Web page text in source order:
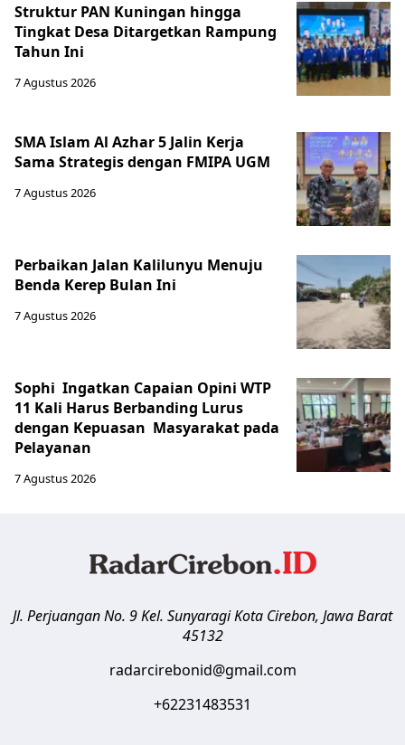
Struktur PAN Kuningan hingga
Tingkat Desa Ditargetkan Rampung
Tahun Ini
7 Agustus 2026
SMA Islam Al Azhar 5 Jalin Kerja
Sama Strategis dengan FMIPA UGM
7 Agustus 2026
Perbaikan Jalan Kalilunyu Menuju
Benda Kerep Bulan Ini
7 Agustus 2026
Sophi Ingatkan Capaian Opini WTP
11 Kali Harus Berbanding Lurus
dengan Kepuasan Masyarakat pada
Pelayanan
7 Agustus 2026
Jl. Perjuangan No. 9 Kel. SunyaragiKota Cirebon, Jawa Barat
45132
radarcirebonid@gmail.com
+62231483531